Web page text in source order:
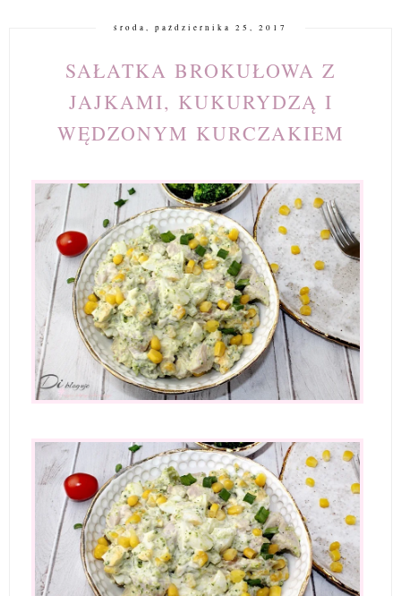
środa, października 25, 2017
SAŁATKA BROKUŁOWA Z
JAJKAMI, KUKURYDZĄ I
WĘDZONYM KURCZAKIEM